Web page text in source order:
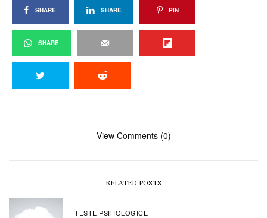
SHARE SHARE PIN
SHARE
View Comments (0)
RELATED POSTS
TESTE PSIHOLOGICE